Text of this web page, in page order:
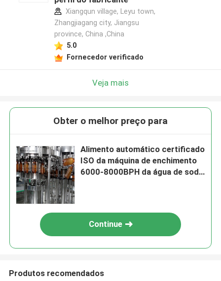
Xiangqun village, Leyu town,
Zhangjiagang city, Jiangsu
province, China ,China
5.0
Fornecedor verificado
Veja mais
Obter o melhor preço para
Alimento automático certificado
ISO da máquina de enchimento
6000-8000BPH da água de soda
Continue
Produtos recomendados